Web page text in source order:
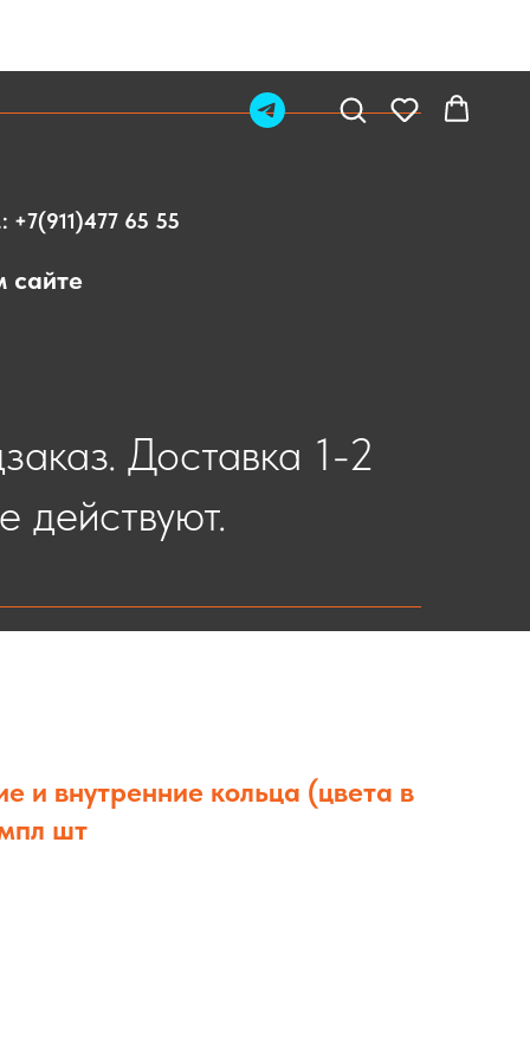
+7(911)477 65 55
сайте
Доставка 1-2
действуют.
и внутренние кольца (цвета в
шт